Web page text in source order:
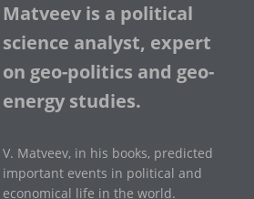
Matveev is a political
science analyst, expert
on geo-politics and geo-
energy studies.
V. Matveev, in his books, predicted
important events in political and
economical life in the world.